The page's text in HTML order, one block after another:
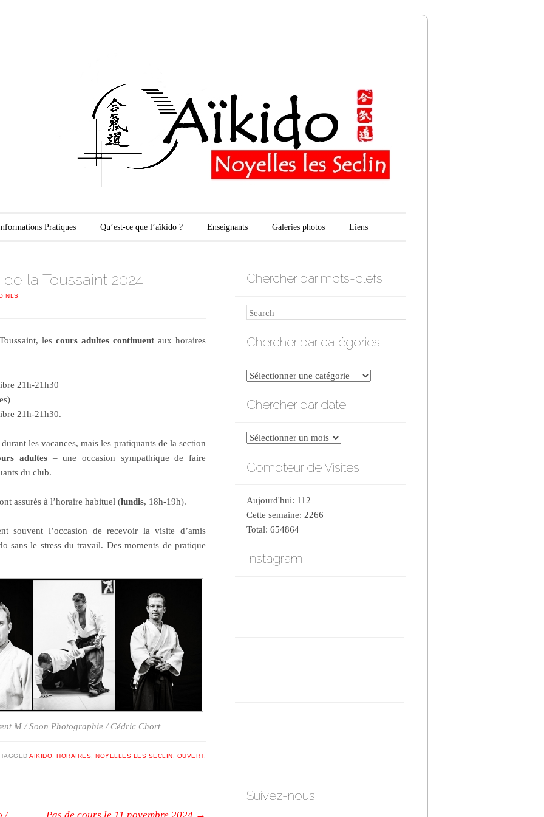
Pratiques Qu’est-ce que l’aïkido ? Enseignants Galeries photos Liens
la Toussaint 2024
NLS
les cours adultes continuentaux horaires
21h-21h30
21h-21h30.
durant les vacances, mais les pratiquants de la section
adultes – une occasion sympathique de faire
du club.
assurés à l’horaire habituel (lundis, 18h-19h).
souvent l’occasion de recevoir la visite d’amis
sans le stress du travail. Des moments de pratique
M / Soon Photographie / Cédric Chort
TAGGED AÏKIDO, HORAIRES, NOYELLES LES SECLIN, OUVERT,
Chercher par mots-clefs
Search
Chercher par catégories
Chercher
catégories
Chercher par date
Chercher
date
Compteur de Visites
Aujourd'hui: 112
Cette semaine: 2266
Total: 654864
Instagram
Suivez-nous